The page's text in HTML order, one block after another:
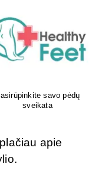
tikslų, bet kokį
tyrimą visoje Lietuvoje
apie